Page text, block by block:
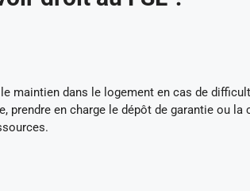
maintien dans le logement en cas de
prendre en charge le dépôt de garantie ou la